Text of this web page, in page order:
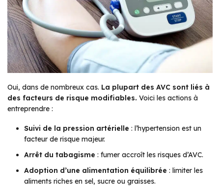
Oui, dans de nombreux cas. La plupart des AVC sont liés à
des facteurs de risque modifiables. Voici les actions à
entreprendre :
Suivi de la pression artérielle : l’hypertension est un
facteur de risque majeur.
Arrêt du tabagisme : fumer accroît les risques d’AVC.
Adoption d’une alimentation équilibrée : limiter les
aliments riches en sel, sucre ou graisses.